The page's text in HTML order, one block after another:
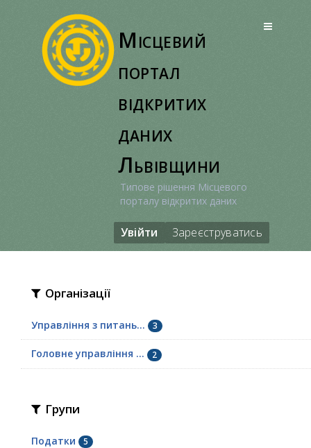
Місцевий
портал
відкритих
даних
Львівщини
Типове рішення Місцевого
порталу відкритих даних
Увійти Зареєструватись
Організації
Управління з питань... 3
Головне управління ... 2
Групи
Податки 5